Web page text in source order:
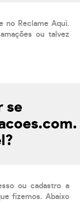
no Reclame Aqui.
ou talvez
se
ou cadastro a
fizemos. Abaixo